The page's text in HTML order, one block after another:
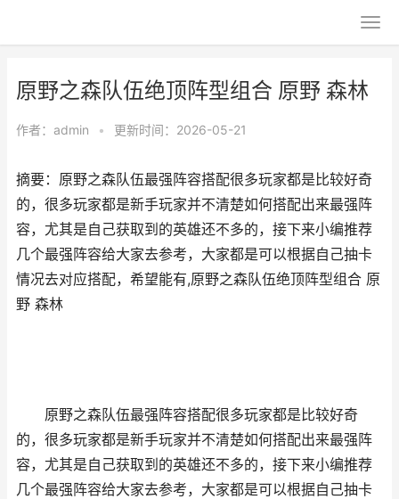
原野之森队伍绝顶阵型组合 原野 森林
作者： admin • 更新时间：2026-05-21
摘要：原野之森队伍最强阵容搭配很多玩家都是比较好奇
的，很多玩家都是新手玩家并不清楚如何搭配出来最强阵
容，尤其是自己获取到的英雄还不多的，接下来小编推荐
几个最强阵容给大家去参考，大家都是可以根据自己抽卡
情况去对应搭配，希望能有,原野之森队伍绝顶阵型组合 原
野 森林
原野之森队伍最强阵容搭配很多玩家都是比较好奇
的，很多玩家都是新手玩家并不清楚如何搭配出来最强阵
容，尤其是自己获取到的英雄还不多的，接下来小编推荐
几个最强阵容给大家去参考，大家都是可以根据自己抽卡